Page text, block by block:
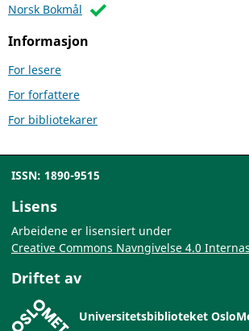
Norsk Bokmål
Informasjon
For lesere
For forfattere
For bibliotekarer
ISSN: 1890-9515
Lisens
Arbeidene er lisensiert under
Creative Commons Navngivelse 4.0
Driftet av
Universitetsbiblioteket